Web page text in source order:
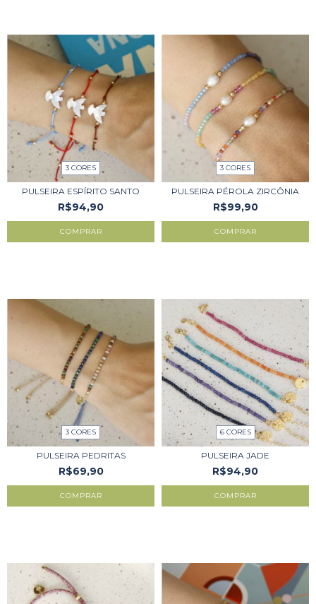
3 CORES
PULSEIRA ESPÍRITO SANTO
R$94,90
COMPRAR
3 CORES
PULSEIRA PÉROLA ZIRCÔNIA
R$99,90
COMPRAR
3 CORES
PULSEIRA PEDRITAS
R$69,90
COMPRAR
6 CORES
PULSEIRA JADE
R$94,90
COMPRAR